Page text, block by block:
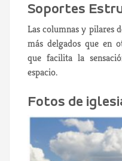
Soportes
Las columnas y pilares
más delgados que en
que facilita la
espacio.
Fotos de